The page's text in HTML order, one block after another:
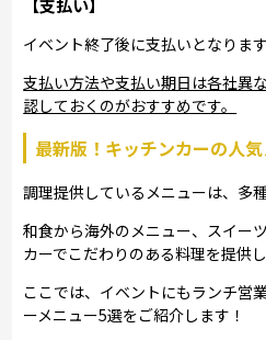
【支払い】
イベント終了後に支払いとなります
支払い方法や支払い期日は各社異
認しておくのがおすすめです。
最新版！キッチンカーの人気
調理提供しているメニューは、多種
和食から海外のメニュー、スイー
カーでこだわりのある料理を提供し
ここでは、イベントにもランチ営
ーメニュー5選をご紹介します！